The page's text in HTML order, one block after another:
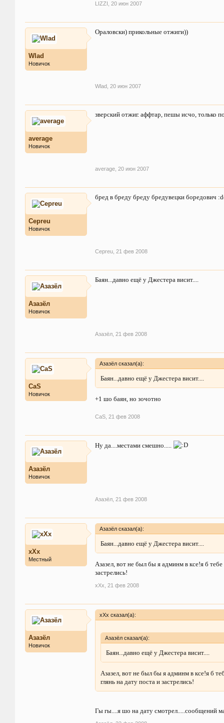
LIZZI 20 июн 2007
Wlad
Новичок
Ораловски) прикольные отжиги))
Wlad 20 июн 2007
average
Новичок
зверский отжиг. аффтар, пешы исчо, только
average 20 июн 2007
Cepreu
Новичок
бред в бреду бреду бредувецки боредович
Cepreu 21 фев 2008
Азазёл
Новичок
Баян...давно ещё у Джестера висит....
Азазёл 21 фев 2008
CaS
Новичок
Азазёл сказал(а):
Баян...давно ещё у Джестера висит....
+1 шо баян, но зочотно
CaS 21 фев 2008
Азазёл
Новичок
Ну да....местами смешно.....
Азазёл 21 фев 2008
xXx
Местный
Азазёл сказал(а):
Баян...давно ещё у Джестера висит....
Азазел, вот не был бы я админм в ксе!я б
застрелись!
xXx 21 фев 2008
Азазёл
Новичок
xXx сказал(а):
Азазёл сказал(а):
Баян...давно ещё у Джестера висит....
Азазел, вот не был бы я админм в ксе!я б
глянь на дату поста и застрелись!
Гы гы....я шо на дату смотрел.....сообщений